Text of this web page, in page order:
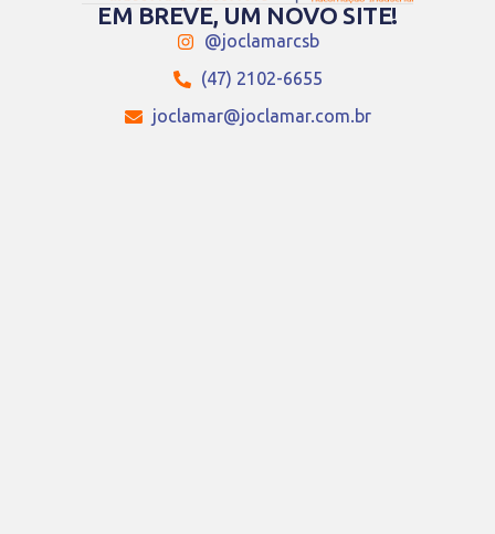
EM BREVE, UM NOVO SITE!
@joclamarcsb
(47) 2102-6655
joclamar@joclamar.com.br